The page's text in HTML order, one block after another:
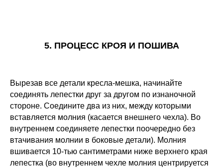
5. ПРОЦЕСС КРОЯ И ПОШИВА
Вырезав все детали кресла-мешка, начинайте
соединять лепестки друг за другом по изнаночной
стороне. Соедините два из них, между которыми
вставляется молния (касается внешнего чехла). Во
внутреннем соединяете лепестки поочередно без
втачивания молнии в боковые детали). Молния
вшивается 10-тью сантиметрами ниже верхнего края
лепестка (во внутреннем чехле молния центрируется